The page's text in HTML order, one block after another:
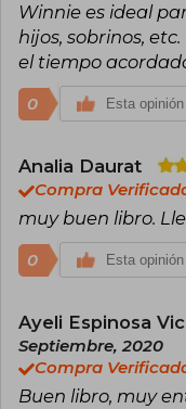
Winnie es ideal
hijos, sobrinos,
el tiempo
0 Esta opinión
Analia Daurat
Compra
muy buen libro.
0 Esta opinión
Ayeli Espinosa
Septiembre, 2020
Compra
Buen libro, muy